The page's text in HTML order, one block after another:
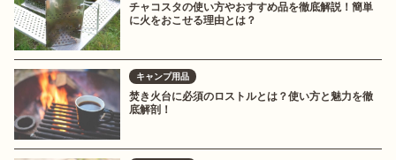
チャコスタの使い方やおすすめ品を徹底解説！簡単
に火をおこせる理由とは？
キャンプ用品
焚き火台に必須のロストルとは？使い方と魅力を徹
底解剖！